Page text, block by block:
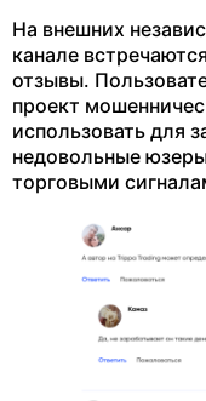
На внешних
канале
отзывы.
проект
использовать для
недовольные
торговыми